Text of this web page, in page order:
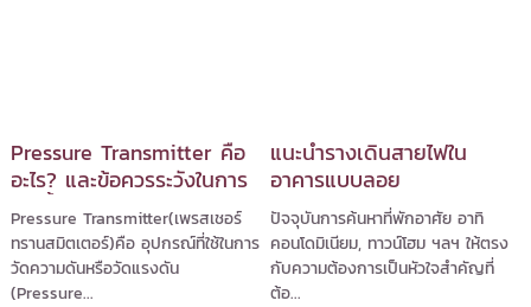
Pressure Transmitter คือ
อะไร? และข้อควรระวังในการ
ติดตั้ง Pressure
Transmitter
Pressure Transmitter(เพรสเชอร์
ทรานสมิตเตอร์)คือ อุปกรณ์ที่ใช้ในการ
วัดความดันหรือวัดแรงดัน
(Pressure...
แนะนำรางเดินสายไฟใน
อาคารแบบลอย
ปัจจุบันการค้นหาที่พักอาศัย อาทิ
คอนโดมิเนียม, ทาวน์โฮม ฯลฯ ให้ตรง
กับความต้องการเป็นหัวใจสำคัญที่
ต้อ...